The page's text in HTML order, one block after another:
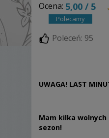
Ocena: 5,00 / 5
Polecamy
Poleceń: 95
UWAGA! LAST
Mam kilka
sezon!